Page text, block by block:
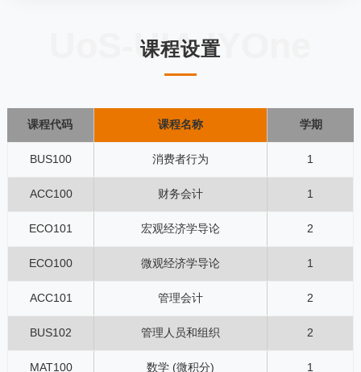
UoS-UIA IYOne
课程设置
课程代码 课程名称 学期
BUS100 消费者行为 1
ACC100 财务会计 1
ECO101 宏观经济学导论 2
ECO100 微观经济学导论 1
ACC101 管理会计 2
BUS102 管理人员和组织 2
MAT100 数学 (微积分) 1